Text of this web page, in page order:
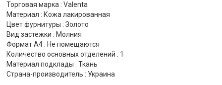
Торговая марка : Valenta
Материал : Кожа лакированная
Цвет фурнитуры : Золото
Вид застежки : Молния
Формат А4 : Не помещаются
Количество основных отделений : 1
Материал подклады : Ткань
Страна-производитель : Украина